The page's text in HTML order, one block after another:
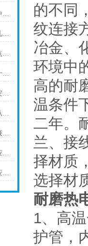
超声波液位计在化工行业应用中碰到的常见问题及解决方案
上海仪表音叉料位计具有以下几个主要的用途
上海仪表阻旋料位计的主要特点可归纳如下
多路智能巡检仪其应用范围是十分广泛的
对于上海仪川超声波液位计的安装原理你可知晓！
仪川仪表涡街流量计的操作：从头开始学
上海仪川仪表分析不同种类的液位变送器
没想到！这才是温度变送器的应用特点！
压力变送器在石油化工行业的应用说明
的不同
纹连接
冶金、
环境中
高的耐
温条件
二年。
兰、接
择材质
选择材
耐磨热
1、高
护管，